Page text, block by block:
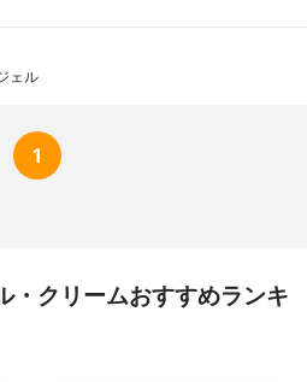
ェル
1
・クリームおすすめランキ